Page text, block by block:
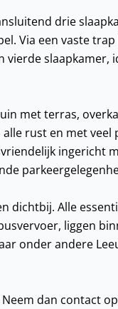
drie
Via een vaste
slaapkamer,
met terras,
rust en met veel
ingericht
Alle
liggen
onder andere
dan contact